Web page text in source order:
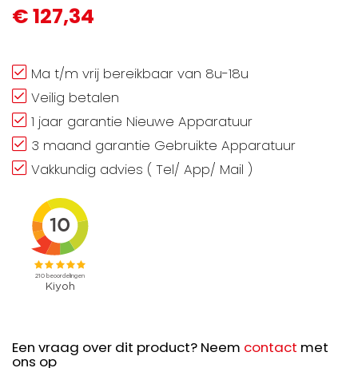
€ 127,34
Ma t/m vrij bereikbaar van 8u-18u
Veilig betalen
1 jaar garantie Nieuwe Apparatuur
3 maand garantie Gebruikte Apparatuur
Vakkundig advies ( Tel/ App/ Mail )
Een vraag over dit product? Neem contact met
ons op